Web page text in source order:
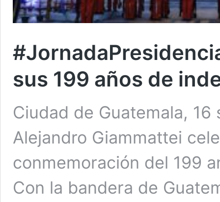
sus 199 años de
Ciudad de Guatemala,
Alejandro Giammattei
conmemoración del 199
Con la bandera de